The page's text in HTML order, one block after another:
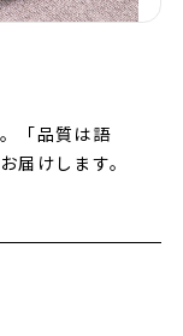
「品質は語
届けします。